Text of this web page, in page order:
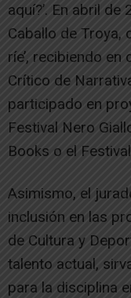
aquí?’. En abril
Caballo de Troya,
ríe’, recibiendo
Crítico de
participado en
Festival Nero
Books o el
Asimismo, el
inclusión en las
de Cultura y
talento actual,
para la disciplina